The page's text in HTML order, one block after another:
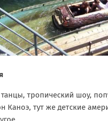
тропический шоу,
Каноэ, тут же детские